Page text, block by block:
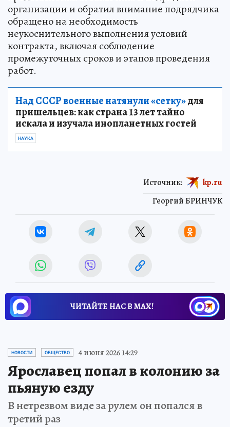
организации и обратил внимание подрядчика
обращено на необходимость
неукоснительного выполнения условий
контракта, включая соблюдение
промежуточных сроков и этапов проведения
работ.
Над СССР военные натянули «сетку»для
пришельцев: как страна 13 лет тайно
искала и изучала инопланетных гостей
НАУКА
Георгий БРИНЧУК
Источник: kp.ru
ЧИТАЙТЕ НАС В МАХ!
НОВОСТИ ОБЩЕСТВО 4 июня 2026 14:29
Ярославец попал в колонию за
пьяную езду
В нетрезвом виде за рулем он попался в
третий раз